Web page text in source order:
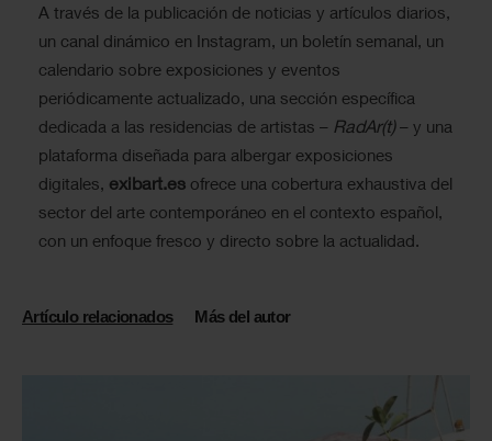
A través de la publicación de noticias y artículos diarios,
un canal dinámico en Instagram, un boletín semanal, un
calendario sobre exposiciones y eventos
periódicamente actualizado, una sección específica
dedicada a las residencias de artistas – RadAr(t)– y una
plataforma diseñada para albergar exposiciones
digitales, exibart.es ofrece una cobertura exhaustiva del
sector del arte contemporáneo en el contexto español,
con un enfoque fresco y directo sobre la actualidad.
Artículo relacionados Más del autor